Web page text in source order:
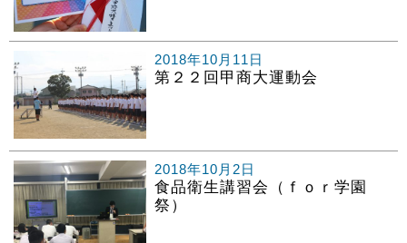
2018年10月11日
第２２回甲商大運動会
2018年10月2日
食品衛生講習会（ｆｏｒ学園
祭）